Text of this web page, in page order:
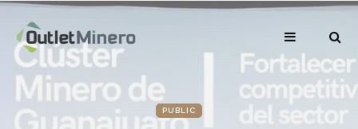
PUBLIC